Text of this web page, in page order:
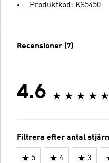
Produktkod: KS5450
Recensioner (7)
4.6
Filtrera efter antal
5 4 3